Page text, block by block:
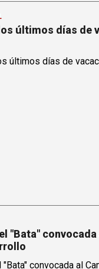
últimos días de
"Bata" convocada